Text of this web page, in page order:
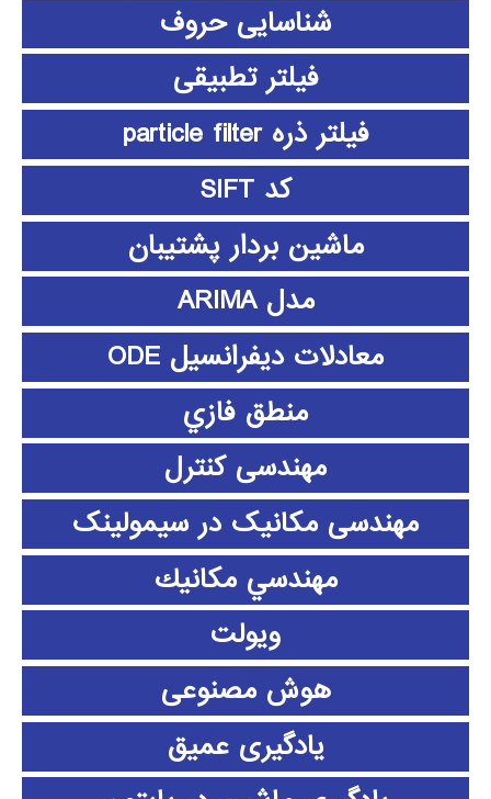
شناسایی حروف
فیلتر تطبیقی
فیلتر ذره particle filter
کد SIFT
ماشین بردار پشتیبان
مدل ARIMA
معادلات دیفرانسیل ODE
منطق فازي
مهندسی کنترل
مهندسی مکانیک در سیمولینک
مهندسي مكانيك
ویولت
هوش مصنوعی
یادگیری عمیق